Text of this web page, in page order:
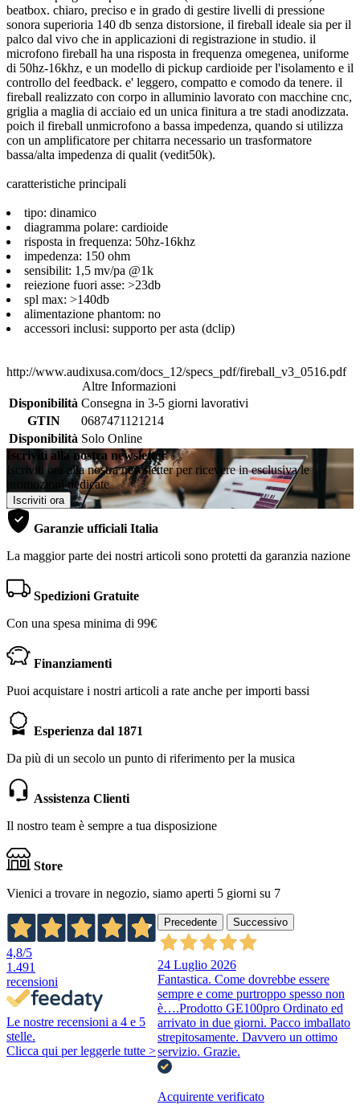
beatbox. chiaro, preciso e in grado di gestire livelli di pressione
sonora superioria 140 db senza distorsione, il fireball ideale sia per il
palco dal vivo che in applicazioni di registrazione in studio. il
microfono fireball ha una risposta in frequenza omegenea, uniforme
di 50hz-16khz, e un modello di pickup cardioide per l'isolamento e il
controllo del feedback. e' leggero, compatto e comodo da tenere. il
fireball realizzato con corpo in alluminio lavorato con macchine cnc,
griglia a maglia di acciaio ed un unica finitura a tre stadi anodizzata.
poich il fireball unmicrofono a bassa impedenza, quando si utilizza
con un amplificatore per chitarra necessario un trasformatore
bassa/alta impedenza di qualit (vedit50k).
caratteristiche principali
tipo: dinamico
diagramma polare: cardioide
risposta in frequenza: 50hz-16khz
impedenza: 150 ohm
sensibilit: 1,5 mv/pa @1k
reiezione fuori asse: >23db
spl max: >140db
alimentazione phantom: no
accessori inclusi: supporto per asta (dclip)
http://www.audixusa.com/docs_12/specs_pdf/fireball_v3_0516.pdf
Altre Informazioni
Disponibilità Consegna in 3-5 giorni lavorativi
GTIN
0687471121214
Disponibilità Solo Online
Iscriviti alla nostra newsletter
Iscriviti ora alla nostra newsletter per ricevere in esclusiva le
promozioni dedicate
Iscriviti ora
Garanzie ufficiali Italia
La maggior parte dei nostri articoli sono protetti da garanzia nazione
Spedizioni Gratuite
Con una spesa minima di 99€
Finanziamenti
Puoi acquistare i nostri articoli a rate anche per importi bassi
Esperienza dal 1871
Da più di un secolo un punto di riferimento per la musica
Assistenza Clienti
Il nostro team è sempre a tua disposizione
Store
Vienici a trovare in negozio, siamo aperti 5 giorni su 7
4,8/5
1.491
recensioni
Le nostre recensioni a 4 e 5
stelle.
Clicca qui per leggerle tutte >
Precedente Successivo
24 Luglio 2026
Fantastica. Come dovrebbe essere
sempre e come purtroppo spesso non
è….Prodotto GE100pro Ordinato ed
arrivato in due giorni. Pacco imballato
strepitosamente. Davvero un ottimo
servizio. Grazie.
Acquirente verificato